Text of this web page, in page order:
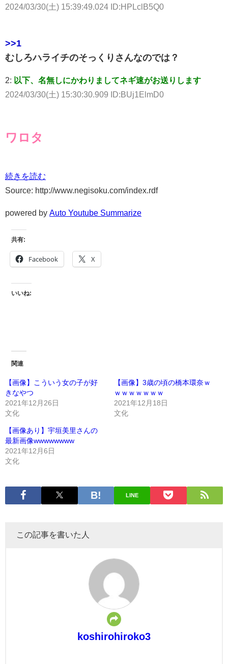
2024/03/30(土) 15:39:49.024 ID:HPLclB5Q0
>>1
むしろハライチのそっくりさんなのでは？
2: 以下、名無しにかわりましてネギ速がお送りします
2024/03/30(土) 15:30:30.909 ID:BUj1ElmD0
ワロタ
続きを読む
Source: http://www.negisoku.com/index.rdf
powered by Auto Youtube Summarize
共有:
Facebook X
いいね:
関連
【画像】こういう女の子が好
きなやつ
2021年12月26日
文化
【画像】3歳の頃の橋本環奈ｗ
ｗｗｗｗｗｗｗ
2021年12月18日
文化
【画像あり】宇垣美里さんの
最新画像wwwwwwww
2021年12月6日
文化
LINE
この記事を書いた人
koshirohiroko3